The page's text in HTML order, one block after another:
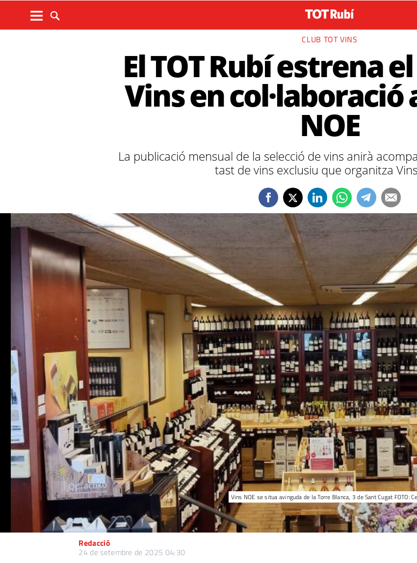
CLUB TOT VINS
El TOT Rubí estrena
Vins en col·laboració
NOE
La publicació mensual de la selecció de vins anirà
tast de vins exclusiu que organitza
Vins NOE se situa avinguda de la Torre Blanca, 3 de Sant Cugat FOTO:
Redacció
24 de setembre de 2025 04:30